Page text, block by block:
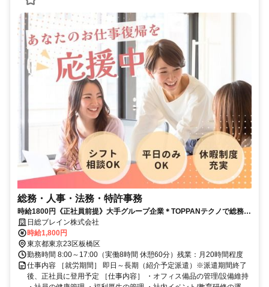
総務・人事・法務・特許事務
時給1800円《正社員前提》大手グループ企業＊TOPPANテクノで総務事
務／男性活躍中
日総ブレイン株式会社
時給1,800円
東京都東京23区板橋区
勤務時間 8:00～17:00（実働8時間 休憩60分）残業：月20時間程度
仕事内容 ［就労期間］ 即日～長期（紹介予定派遣）※派遣期間終了
後、正社員に登用予定 ［仕事内容］ ・オフィス備品の管理/設備維持